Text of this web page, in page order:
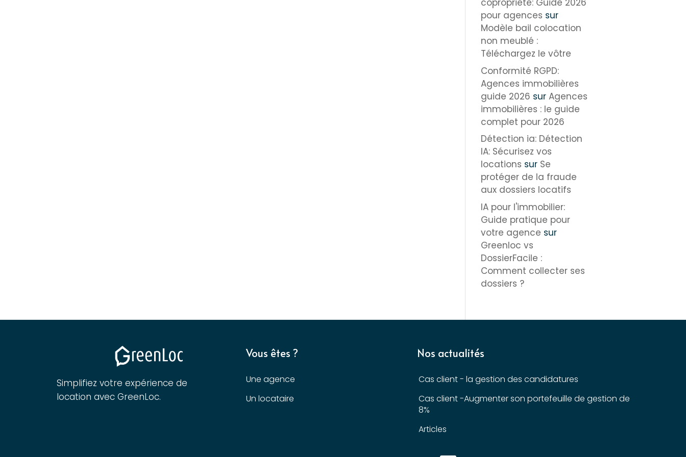
copropriété: Guide 2026
pour agences sur
Modèle bail colocation
non meublé :
Téléchargez le vôtre
Conformité RGPD:
Agences immobilières
guide 2026 sur Agences
immobilières : le guide
complet pour 2026
Détection ia: Détection
IA: Sécurisez vos
locations sur Se
protéger de la fraude
aux dossiers locatifs
IA pour l'immobilier:
Guide pratique pour
votre agence sur
Greenloc vs
DossierFacile :
Comment collecter ses
dossiers ?
Simplifiez votre expérience de
location avec GreenLoc.
Vous êtes ?
Une agence
Un locataire
Nos actualités
Cas client - la gestion des candidatures
Cas client -Augmenter son portefeuille de gestion de
8%
Articles